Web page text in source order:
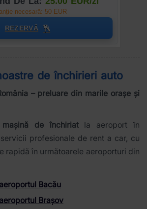
necesară: 50 EUR
REZERVĂ
de închirieri auto
– preluare din marile orașe și
mașină de închiriatla aeroport în
profesionale de rent a car, cu
rapidă în următoarele aeroporturi din
Bacău
Brașov